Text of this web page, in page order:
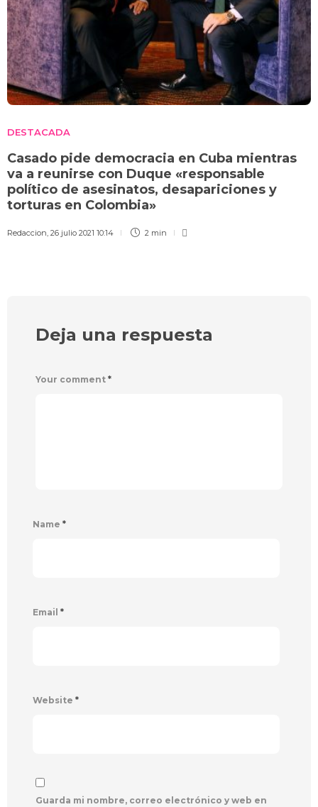
DESTACADA
Casado pide democracia en Cuba mientras
va a reunirse con Duque «responsable
político de asesinatos, desapariciones y
torturas en Colombia»
Redaccion 26 julio 2021 10:14 2 min
Deja una respuesta
Your comment *
Name *
Email *
Website *
Guarda mi nombre, correo electrónico y web en